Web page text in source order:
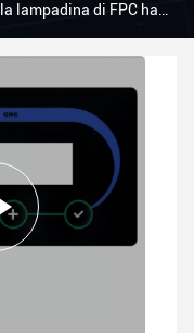
lampadina di FPC ha